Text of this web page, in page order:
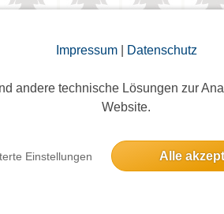
Impressum| Datenschutz
andere technische Lösungen zur
Website.
Einstellungen Alle
für die Zuckerschnuten! HINWEIS Treffen:
IN EIGENER...
zum Museum
Berlin, Deutschland